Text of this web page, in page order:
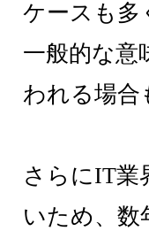
ケースも多
一般的な意
われる場合
さらにIT業
いため、数